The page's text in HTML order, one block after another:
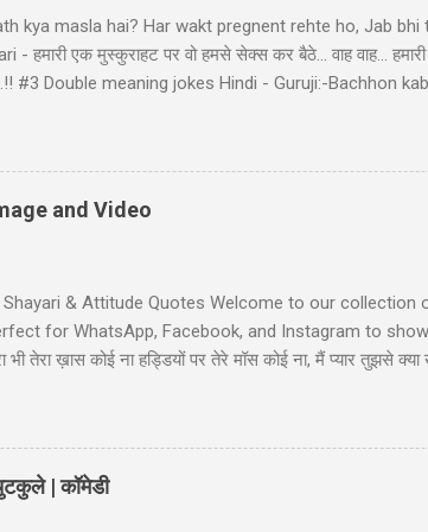
kya masla hai? Har wakt pregnent rehte ho, Jab
हमारी एक मुस्कुराहट पर वो हमसे सेक्स कर बैठे... वाह वाह...
#3 Double meaning jokes Hindi - Guruji:-Bachhon
"bacha mera hai" Wife: wah ji wah! baratan
- तुम आरजू तो करो मोहब्बत की, हम इतने भी गरीब नहीं
#6 Gali wali shayari - Ishq k sahare jiya nahi karte,
and Video
& Attitude Quotes Welcome to our collection
for WhatsApp, Facebook, and Instagram to
तेरा ख़ास कोई ना हड्डियों पर तेरे मॉस कोई ना, मैं प्यार तुझसे
Jat-Jatt !! Jaat Fan Status जिन कामा पै सरकारी बैन है,
सै हम जाटो...
| कॉमेडी